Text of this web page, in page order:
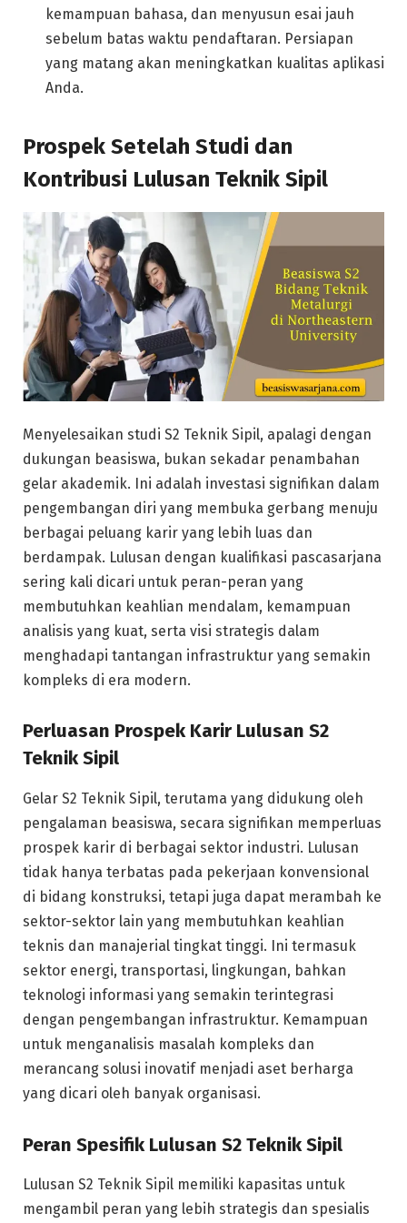
kemampuan bahasa, dan menyusun esai jauh
sebelum batas waktu pendaftaran. Persiapan
yang matang akan meningkatkan kualitas aplikasi
Anda.
Prospek Setelah Studi dan
Kontribusi Lulusan Teknik Sipil
Menyelesaikan studi S2 Teknik Sipil, apalagi dengan
dukungan beasiswa, bukan sekadar penambahan
gelar akademik. Ini adalah investasi signifikan dalam
pengembangan diri yang membuka gerbang menuju
berbagai peluang karir yang lebih luas dan
berdampak. Lulusan dengan kualifikasi pascasarjana
sering kali dicari untuk peran-peran yang
membutuhkan keahlian mendalam, kemampuan
analisis yang kuat, serta visi strategis dalam
menghadapi tantangan infrastruktur yang semakin
kompleks di era modern.
Perluasan Prospek Karir Lulusan S2
Teknik Sipil
Gelar S2 Teknik Sipil, terutama yang didukung oleh
pengalaman beasiswa, secara signifikan memperluas
prospek karir di berbagai sektor industri. Lulusan
tidak hanya terbatas pada pekerjaan konvensional
di bidang konstruksi, tetapi juga dapat merambah ke
sektor-sektor lain yang membutuhkan keahlian
teknis dan manajerial tingkat tinggi. Ini termasuk
sektor energi, transportasi, lingkungan, bahkan
teknologi informasi yang semakin terintegrasi
dengan pengembangan infrastruktur. Kemampuan
untuk menganalisis masalah kompleks dan
merancang solusi inovatif menjadi aset berharga
yang dicari oleh banyak organisasi.
Peran Spesifik Lulusan S2 Teknik Sipil
Lulusan S2 Teknik Sipil memiliki kapasitas untuk
mengambil peran yang lebih strategis dan spesialis